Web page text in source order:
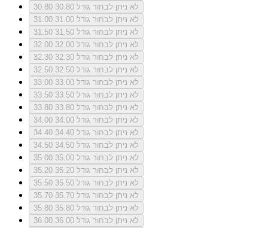
30.80
לא ניתן לבחור גודל 30.80
31.00
לא ניתן לבחור גודל 31.00
31.50
לא ניתן לבחור גודל 31.50
32.00
לא ניתן לבחור גודל 32.00
32.30
לא ניתן לבחור גודל 32.30
32.50
לא ניתן לבחור גודל 32.50
33.00
לא ניתן לבחור גודל 33.00
33.50
לא ניתן לבחור גודל 33.50
33.80
לא ניתן לבחור גודל 33.80
34.00
לא ניתן לבחור גודל 34.00
34.40
לא ניתן לבחור גודל 34.40
34.50
לא ניתן לבחור גודל 34.50
35.00
לא ניתן לבחור גודל 35.00
35.20
לא ניתן לבחור גודל 35.20
35.50
לא ניתן לבחור גודל 35.50
35.70
לא ניתן לבחור גודל 35.70
35.80
לא ניתן לבחור גודל 35.80
36.00
לא ניתן לבחור גודל 36.00